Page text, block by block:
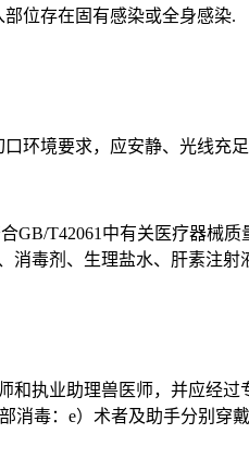
位存在固有感染或全身感染.
环境要求，应安静、光线充
GB/T42061中有关医疗器械
消毒剂、生理盐水、肝素注射
和执业助理兽医师，并应经
消毒：e）术者及助手分别穿